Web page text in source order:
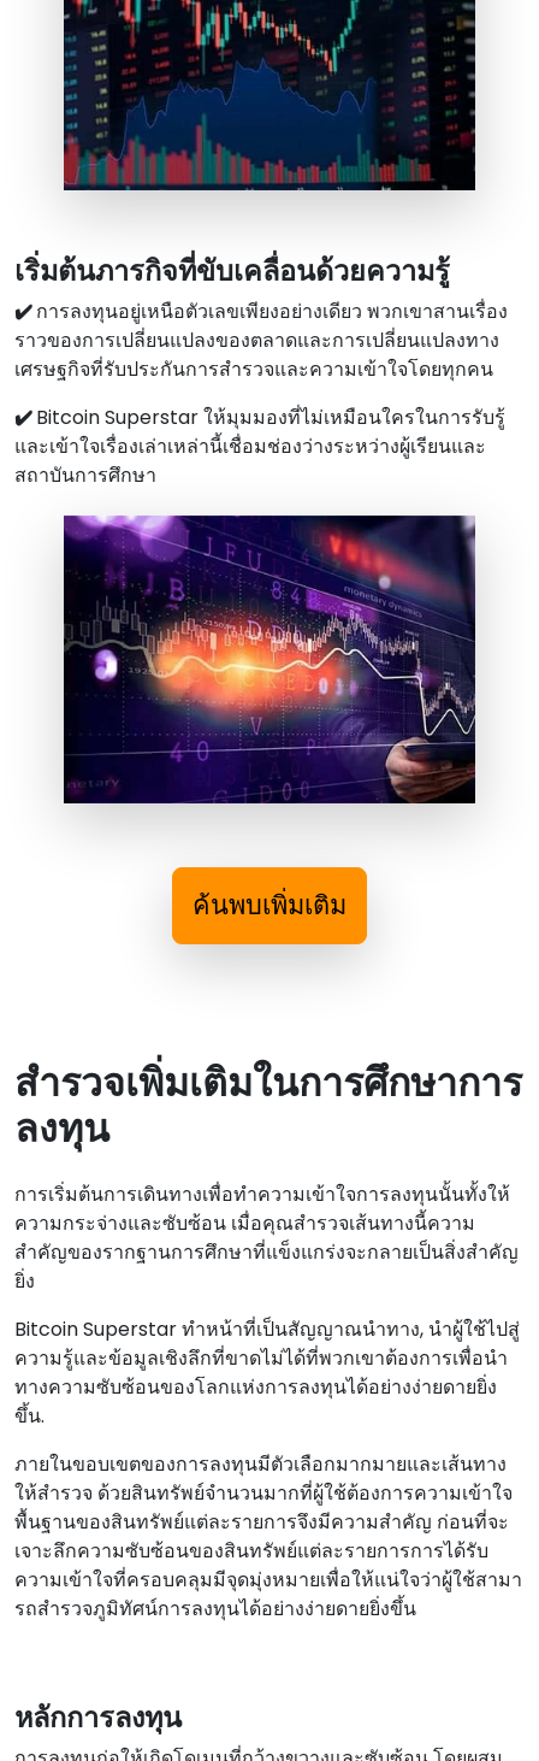
เริ่มต้นภารกิจที่ขับเคลื่อนด้วยความรู้
✔️การลงทุนอยู่เหนือตัวเลขเพียงอย่างเดียว พวกเขาสานเรื่อง
ราวของการเปลี่ยนแปลงของตลาดและการเปลี่ยนแปลงทาง
เศรษฐกิจที่รับประกันการสํารวจและความเข้าใจโดยทุกคน
✔️Bitcoin Superstar ให้มุมมองที่ไม่เหมือนใครในการรับรู้
และเข้าใจเรื่องเล่าเหล่านี้เชื่อมช่องว่างระหว่างผู้เรียนและ
สถาบันการศึกษา
ค้นพบเพิ่มเติม
สํารวจเพิ่มเติมในการศึกษาการ
ลงทุน
การเริ่มต้นการเดินทางเพื่อทําความเข้าใจการลงทุนนั้นทั้งให้
ความกระจ่างและซับซ้อน เมื่อคุณสํารวจเส้นทางนี้ความ
สําคัญของรากฐานการศึกษาที่แข็งแกร่งจะกลายเป็นสิ่งสําคัญ
ยิ่ง
Bitcoin Superstar ทําหน้าที่เป็นสัญญาณนําทาง, นําผู้ใช้ไปสู่
ความรู้และข้อมูลเชิงลึกที่ขาดไม่ได้ที่พวกเขาต้องการเพื่อนํา
ทางความซับซ้อนของโลกแห่งการลงทุนได้อย่างง่ายดายยิ่ง
ขึ้น.
ภายในขอบเขตของการลงทุนมีตัวเลือกมากมายและเส้นทาง
ให้สํารวจ ด้วยสินทรัพย์จํานวนมากที่ผู้ใช้ต้องการความเข้าใจ
พื้นฐานของสินทรัพย์แต่ละรายการจึงมีความสําคัญ ก่อนที่จะ
เจาะลึกความซับซ้อนของสินทรัพย์แต่ละรายการการได้รับ
ความเข้าใจที่ครอบคลุมมีจุดมุ่งหมายเพื่อให้แน่ใจว่าผู้ใช้สามา
รถสํารวจภูมิทัศน์การลงทุนได้อย่างง่ายดายยิ่งขึ้น
หลักการลงทุน